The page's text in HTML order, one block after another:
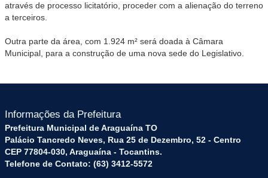
através de processo licitatório, proceder com a alienação do terreno
a terceiros.
Outra parte da área, com 1.924 m² será doada à Câmara
Municipal, para a construção de uma nova sede do Legislativo.
Informações da Prefeitura
Prefeitura Municipal de Araguaína TO
Palácio Tancredo Neves, Rua 25 de Dezembro, 52 - Centro
CEP 77804-030, Araguaína - Tocantins.
Telefone de Contato: (63) 3412-5572